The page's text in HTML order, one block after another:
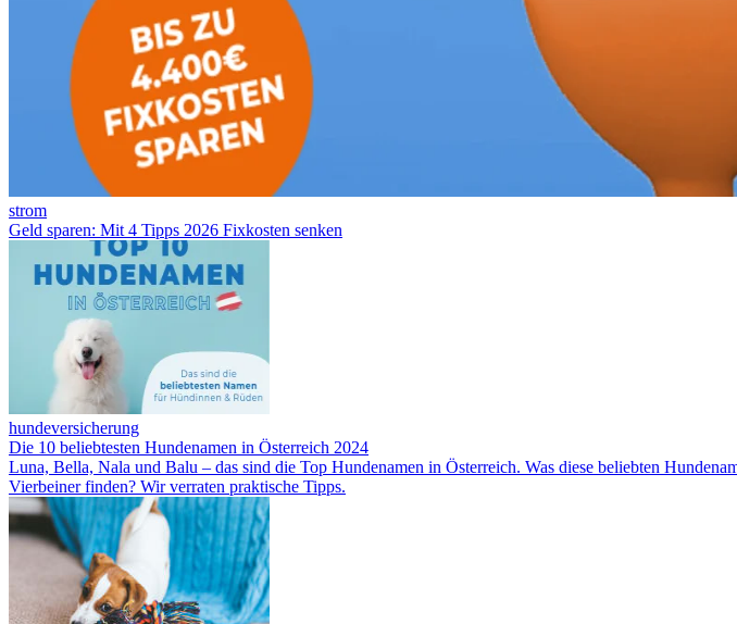
strom
Geld sparen: Mit 4 Tipps 2026 Fixkosten senken
hundeversicherung
Die 10 beliebtesten Hundenamen in Österreich 2024
Luna, Bella, Nala und Balu – das sind die Top Hundenamen in Österreich. Was diese beliebten
Vierbeiner finden? Wir verraten praktische Tipps.